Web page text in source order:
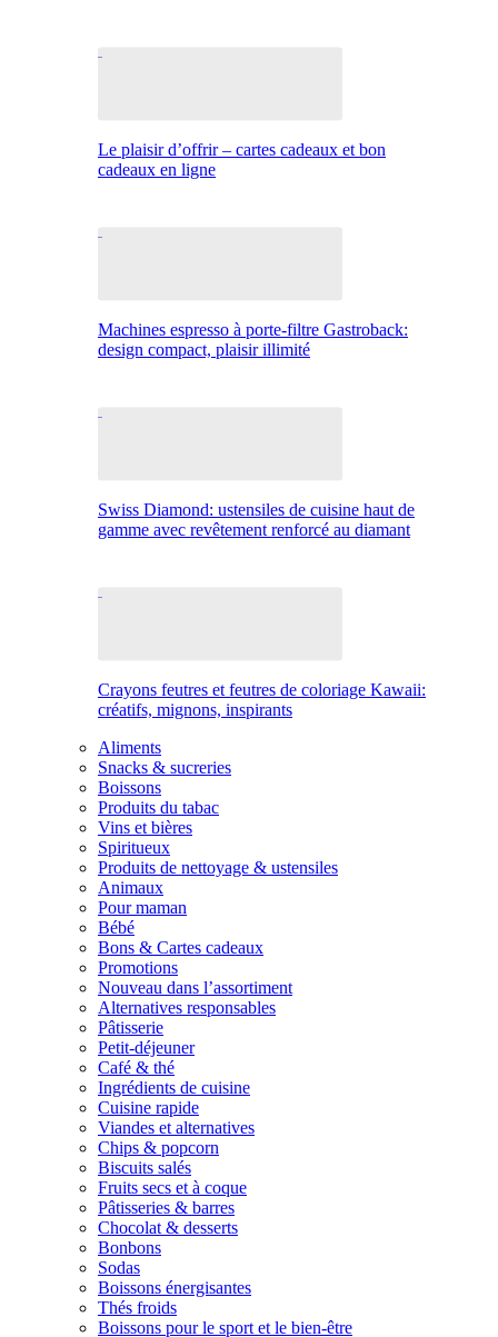
Le plaisir d’offrir – cartes cadeaux et bon
cadeaux en ligne
Machines espresso à porte-filtre Gastroback:
design compact, plaisir illimité
Swiss Diamond: ustensiles de cuisine haut de
gamme avec revêtement renforcé au diamant
Crayons feutres et feutres de coloriage Kawaii:
créatifs, mignons, inspirants
Aliments
Snacks & sucreries
Boissons
Produits du tabac
Vins et bières
Spiritueux
Produits de nettoyage & ustensiles
Animaux
Pour maman
Bébé
Bons & Cartes cadeaux
Promotions
Nouveau dans l’assortiment
Alternatives responsables
Pâtisserie
Petit-déjeuner
Café & thé
Ingrédients de cuisine
Cuisine rapide
Viandes et alternatives
Chips & popcorn
Biscuits salés
Fruits secs et à coque
Pâtisseries & barres
Chocolat & desserts
Bonbons
Sodas
Boissons énergisantes
Thés froids
Boissons pour le sport et le bien-être